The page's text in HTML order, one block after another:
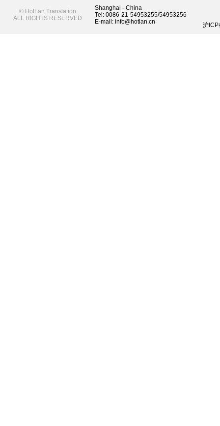
© HotLan Translation
ALL RIGHTS RESERVED
Shanghai - China
Tel: 0086-21-54953255/54953256
E-mail: info@hotlan.cn
沪